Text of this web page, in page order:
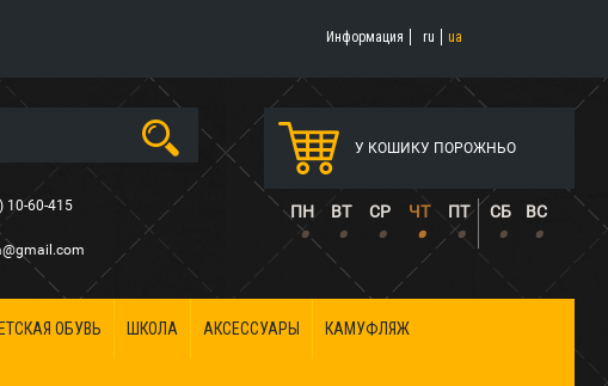
Информация ru ua
10-60-415
У КОШИКУ ПОРОЖНЬО
ПН ВТ СР ЧТ ПТ СБ ВС
• • • • • • •
ОБУВЬ ШКОЛА АКСЕССУАРЫ КАМУФЛЯЖ